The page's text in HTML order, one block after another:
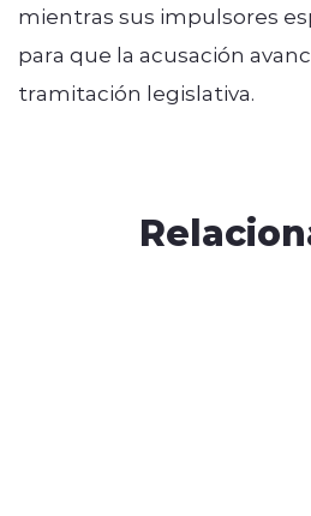
mientras sus impulsores
para que la acusación
tramitación legislativa.